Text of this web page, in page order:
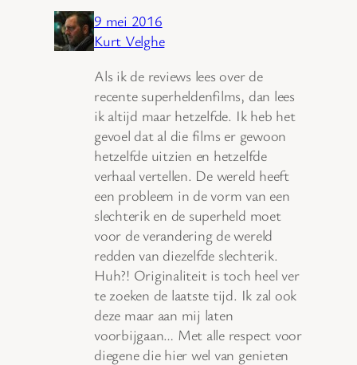
9 mei 2016
Kurt Velghe
Als ik de reviews lees over de
recente superheldenfilms, dan lees
ik altijd maar hetzelfde. Ik heb het
gevoel dat al die films er gewoon
hetzelfde uitzien en hetzelfde
verhaal vertellen. De wereld heeft
een probleem in de vorm van een
slechterik en de superheld moet
voor de verandering de wereld
redden van diezelfde slechterik.
Huh?! Originaliteit is toch heel ver
te zoeken de laatste tijd. Ik zal ook
deze maar aan mij laten
voorbijgaan… Met alle respect voor
diegene die hier wel van genieten